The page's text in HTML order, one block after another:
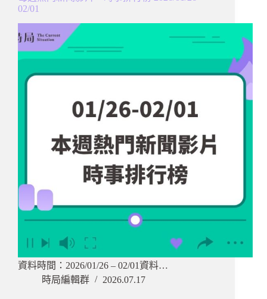
02/01
資料時間：2026/01/26 – 02/01資料…
時局編輯群
2026.07.17